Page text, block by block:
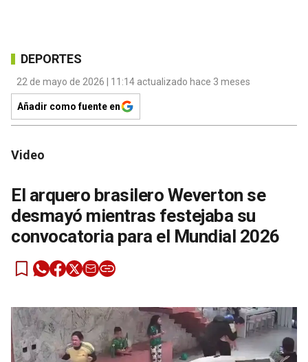
DEPORTES
22 de mayo de 2026 | 11:14 actualizado hace 3 meses
Añadir como fuente en
Video
El arquero brasilero Weverton se
desmayó mientras festejaba su
convocatoria para el Mundial 2026